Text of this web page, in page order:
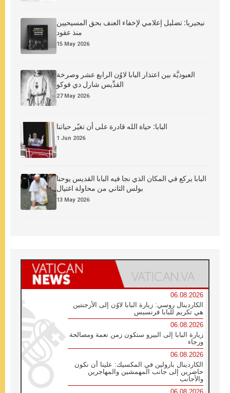
نيجيريا: تضليل إعلامي لإخفاء العنف بحق المسيحيين
منذ عقود
15 May 2026
العبوديَّة بين اعتذار البابا لاوُن الرابع عشر وصرخة
القدِّيس شارل دي فوكو
27 May 2026
البابا: حياة الله قادرة على أن تغيّر حياتنا
1 Jun 2026
البابا يركع في المكان الذي نجا فيه البابا القديس يوحنا
بولس الثاني من محاولة اغتيال
13 May 2026
06.08.2026
الكاردينال روسي: زيارة البابا لاوُن إلى الأرجنتين
هي تكريم للبابا فرنسيس
06.08.2026
زيارة البابا إلى البيرو ستكون زمن نعمة ومصالحة
ورجاء
06.08.2026
الكاردينال بارولين في المكسيك: علينا أن نكون
حاضرين إلى جانب المهمشين والمهاجرين
والأجانب